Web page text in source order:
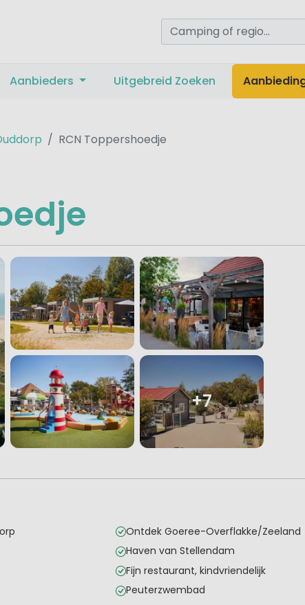
Aanbieders Uitgebreid Zoeken
RCN Toppershoedje
+7
Ontdek Goeree-Overflakke/Zeeland
Haven van Stellendam
Fijn restaurant, kindvriendelijk
Peuterzwembad